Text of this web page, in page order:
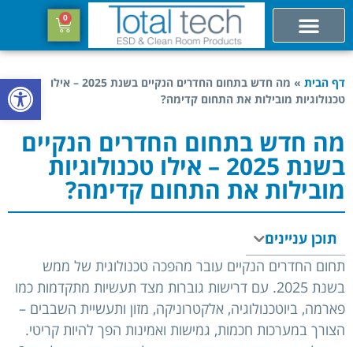
פתח
0
דף הבית »
מה חדש בתחום החדרים הנקיים בשנת 2025 – אילו
טכנולוגיות מובילות את התחום קדימה?
מה חדש בתחום החדרים הנקיים
בשנת 2025 – אילו טכנולוגיות
מובילות את התחום קדימה?
תוכן עניינים
תחום החדרים הנקיים עובר מהפכה טכנולוגית של ממש
בשנת 2025. עם דרישות גוברות מצד תעשיות מתקדמות כמו
פארמה, ביוטכנולוגיה, אלקטרוניקה, מזון ותעשיית השבבים –
הצורך במערכות חכמות, גמישות ואמינות הפך להיות קריטי.